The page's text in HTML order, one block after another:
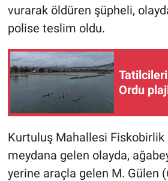
vurarak öldüren şüpheli,
polise teslim oldu.
Ordu
Kurtuluş Mahallesi Fiskobirlik
meydana gelen olayda,
yerine araçla gelen M. Gülen